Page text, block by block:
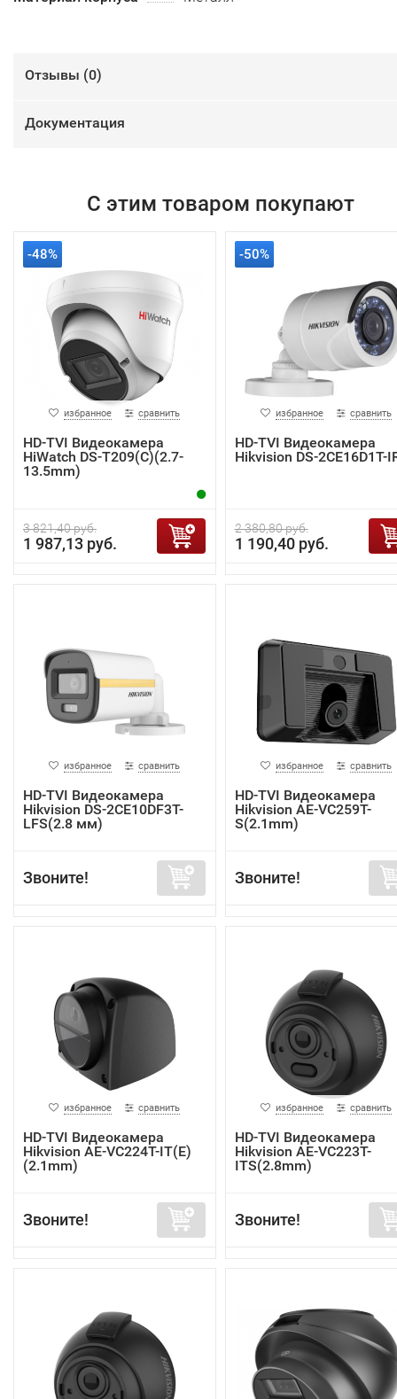
Отзывы (0)
Документация
С этим товаром покупают
-48%
избранное сравнить
HD-TVI Видеокамера
HiWatch DS-T209(C)(2.7-
13.5mm)
3 821,40 руб.
1 987,13 руб.
-50%
избранное сравнить
HD-TVI Видеокамера
Hikvision DS-2CE16D1T-
2 380,80 руб.
1 190,40 руб.
избранное сравнить
HD-TVI Видеокамера
Hikvision DS-2CE10DF3T-
LFS(2.8 мм)
Звоните!
избранное сравнить
HD-TVI Видеокамера
Hikvision AE-VC259T-
S(2.1mm)
Звоните!
избранное сравнить
HD-TVI Видеокамера
Hikvision AE-VC224T-IT(E)
(2.1mm)
Звоните!
избранное сравнить
HD-TVI Видеокамера
Hikvision AE-VC223T-
ITS(2.8mm)
Звоните!